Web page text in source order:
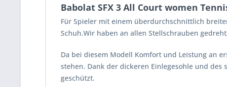
Babolat SFX 3 All Court women
Für Spieler mit einem überdurchschnittlich
Schuh.Wir haben an allen Stellschrauben
Da bei diesem Modell Komfort und Leistung an
stehen. Dank der dickeren Einlegesohle und des
geschützt.